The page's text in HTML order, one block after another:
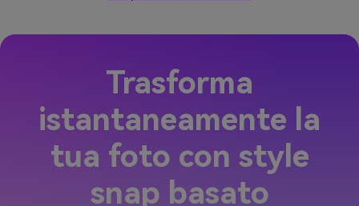
Trasforma
istantaneamente la
tua foto con style
snap basato